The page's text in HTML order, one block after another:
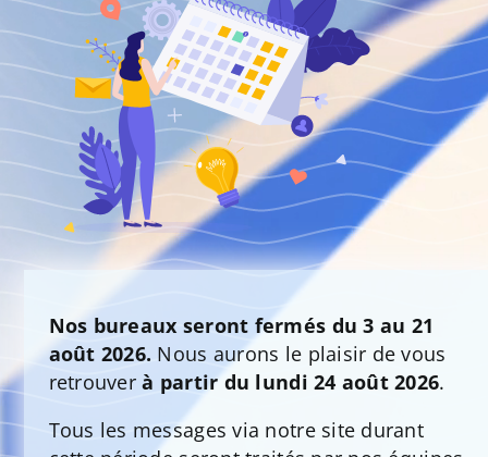
Nos bureaux seront fermés du 3 au 21
août 2026. Nous aurons le plaisir de vous
retrouverà partir du lundi 24 août 2026.
Tous les messages via notre site durant